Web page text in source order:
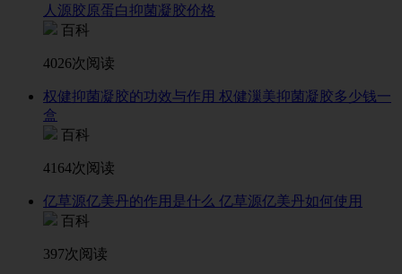
人源胶原蛋白抑菌凝胶价格
百科
4026次阅读
权健抑菌凝胶的功效与作用 权健漅美抑菌凝胶多少钱一
盒
百科
4164次阅读
亿草源亿美丹的作用是什么 亿草源亿美丹如何使用
百科
397次阅读